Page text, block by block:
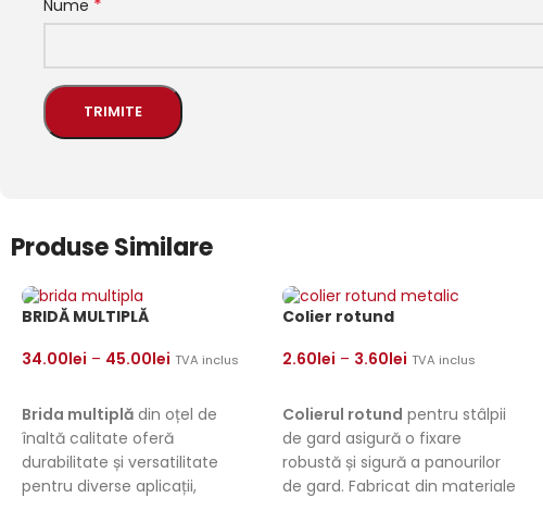
Nume
Produse Similare
BRIDĂ MULTIPLĂ
34.00lei – 45.00lei TVA inclus
Brida multiplă din oțel de
înaltă calitate oferă
durabilitate și versatilitate
pentru diverse aplicații,
Colier rotund
2.60lei – 3.60lei TVA inclus
Colierul rotund pentru stâlpii
de gard asigură o fixare
robustă și sigură a panourilor
de gard. Fabricat din materiale